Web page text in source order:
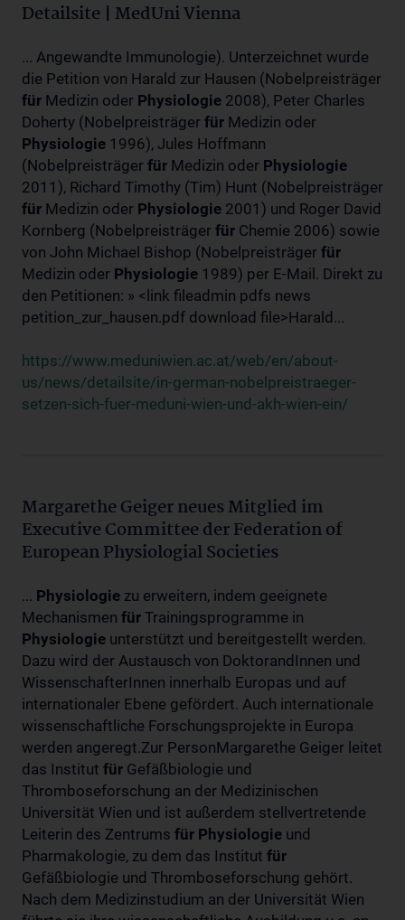
Detailsite | MedUni Vienna
... Angewandte Immunologie). Unterzeichnet wurde
die Petition von Harald zur Hausen (Nobelpreisträger
für Medizin oder Physiologie 2008), Peter Charles
Doherty (Nobelpreisträger für Medizin oder
Physiologie 1996), Jules Hoffmann
(Nobelpreisträger für Medizin oder Physiologie
2011), Richard Timothy (Tim) Hunt (Nobelpreisträger
für Medizin oder Physiologie 2001) und Roger David
Kornberg (Nobelpreisträger für Chemie 2006) sowie
von John Michael Bishop (Nobelpreisträger für
Medizin oder Physiologie 1989) per E-Mail. Direkt zu
den Petitionen: » <link fileadmin pdfs news
petition_zur_hausen.pdf download file>Harald...
https://www.meduniwien.ac.at/web/en/about-
us/news/detailsite/in-german-nobelpreistraeger-
setzen-sich-fuer-meduni-wien-und-akh-wien-ein/
Margarethe Geiger neues Mitglied im
Executive Committee der Federation of
European Physiologial Societies
... Physiologie zu erweitern, indem geeignete
Mechanismen für Trainingsprogramme in
Physiologie unterstützt und bereitgestellt werden.
Dazu wird der Austausch von DoktorandInnen und
WissenschafterInnen innerhalb Europas und auf
internationaler Ebene gefördert. Auch internationale
wissenschaftliche Forschungsprojekte in Europa
werden angeregt.Zur PersonMargarethe Geiger leitet
das Institut für Gefäßbiologie und
Thromboseforschung an der Medizinischen
Universität Wien und ist außerdem stellvertretende
Leiterin des Zentrums für Physiologie und
Pharmakologie, zu dem das Institut für
Gefäßbiologie und Thromboseforschung gehört.
Nach dem Medizinstudium an der Universität Wien